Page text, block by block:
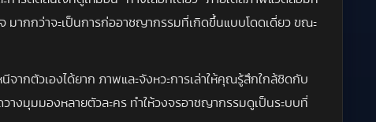
มากกว่าจะเป็นการก่ออาชญากรรมที่เกิดขึ้นแบบโดดเดี่ยว ขณะ
ากตัวเองได้ยาก ภาพและจังหวะการเล่าให้คุณรู้สึกใกล้ชิดกับ
างมุมมองหลายตัวละคร ทำให้วงจรอาชญากรรมดูเป็นระบบที่